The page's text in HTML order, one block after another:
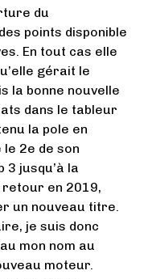
du
points disponible
En tout cas elle
gérait le
la bonne nouvelle
dans le tableur
la pole en
2e de son
3 jusqu’à la
retour en 2019,
un nouveau titre.
je suis donc
mon nom au
moteur.